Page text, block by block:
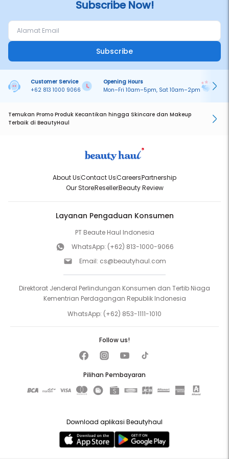
- 1 kapsul = 1x pemakaian / secukupnya
Cara Pakai
- Buka segel kapsul
- Kocok sebelum digunakan
- Tuang ke telapak tangan secukupnya
- Aplikasikan ke tengah hingga ujung rambut
Informasi Tambahan:
- Tanpa bilas
Subscribe Now!
Subscribe
Customer Service
+62 813 1000 9066
Opening Hours
Mon–Fri 10am–5pm, Sat 10am–2pm
Temukan Promo Produk Kecantikan hingga Skincare dan Makeup
Terbaik di BeautyHaul
About UsContact UsCareersPartnership
Our StoreResellerBeauty Review
Layanan Pengaduan Konsumen
PT Beaute Haul Indonesia
WhatsApp: (+62) 813-1000-9066
Email: cs@beautyhaul.com
Direktorat Jenderal Perlindungan Konsumen dan Tertib Niaga
Kementrian Perdagangan Republik Indonesia
WhatsApp: (+62) 853-1111-1010
Pilihan Pembayaran
Follow us!
Download aplikasi Beautyhaul